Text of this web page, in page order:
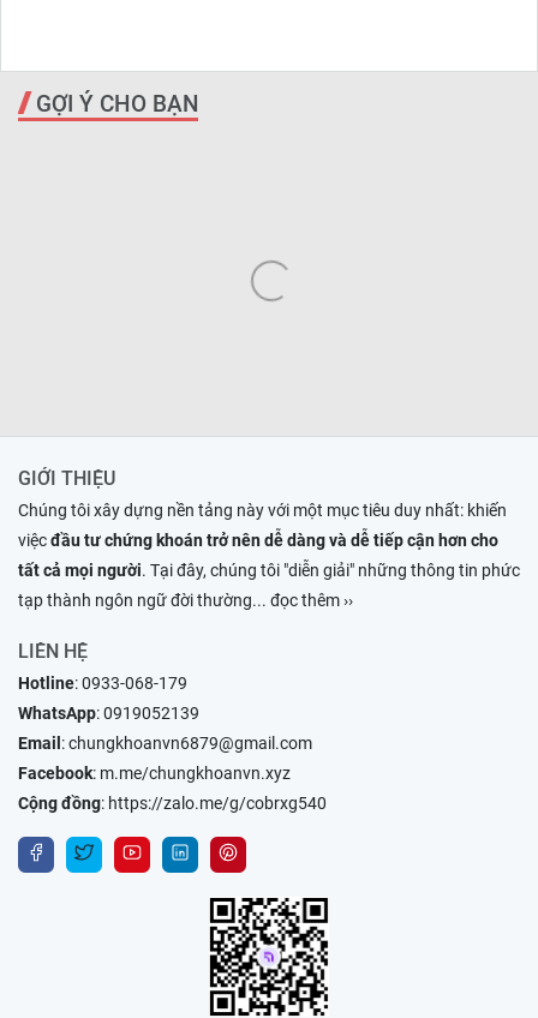
GỢI Ý CHO BẠN
GIỚI THIỆU
Chúng tôi xây dựng nền tảng này với một mục tiêu duy nhất: khiến
việcđầu tư chứng khoán trở nên dễ dàng và dễ tiếp cận hơn cho
tất cả mọi người. Tại đây, chúng tôi "diễn giải" những thông tin phức
tạp thành ngôn ngữ đời thường... đọc thêm ››
LIÊN HỆ
Hotline:0933-068-179
WhatsApp:0919052139
Email :chungkhoanvn6879@gmail.com
Facebook: m.me/chungkhoanvn.xyz
Cộng đồng: https://zalo.me/g/cobrxg540